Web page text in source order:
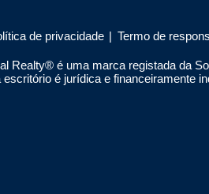
de privacidade | Termo de
Realty® é uma marca registada da
escritório é jurídica e financeiramente